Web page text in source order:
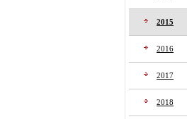
2015
2016
2017
2018